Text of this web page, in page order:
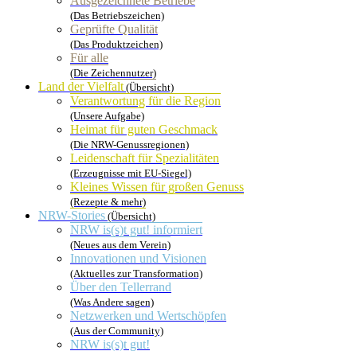
(Das Betriebszeichen)
Geprüfte Qualität
(Das Produktzeichen)
Für alle
(Die Zeichennutzer)
Land der Vielfalt(Übersicht)
Verantwortung für die Region
(Unsere Aufgabe)
Heimat für guten Geschmack
(Die NRW-Genussregionen)
Leidenschaft für Spezialitäten
(Erzeugnisse mit EU-Siegel)
Kleines Wissen für großen Genuss
(Rezepte & mehr)
NRW-Stories (Übersicht)
NRW is(s)t gut! informiert
(Neues aus dem Verein)
Innovationen und Visionen
(Aktuelles zur Transformation)
Über den Tellerrand
(Was Andere sagen)
Netzwerken und Wertschöpfen
(Aus der Community)
NRW is(s)t gut!